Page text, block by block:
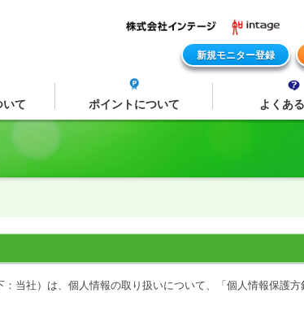
新規モニター登録
て ポイントについて よくあ
当社）は、個人情報の取り扱いについて、「個人情報保護方